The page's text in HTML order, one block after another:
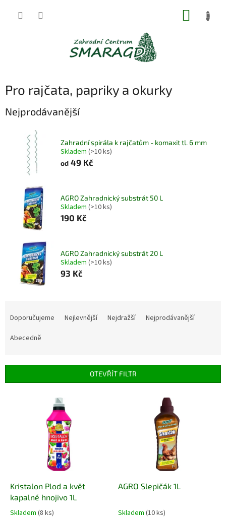
Pro rajčata, papriky a okurky
Nejprodávanější
Zahradní spirála k rajčatům - komaxit tl. 6 mm
Skladem (>10 ks)
od 49 Kč
AGRO Zahradnický substrát 50 L
Skladem (>10 ks)
190 Kč
AGRO Zahradnický substrát 20 L
Skladem (>10 ks)
93 Kč
r
Doporučujeme Nejlevnější Nejdražší
Nejprodávanější
Abecedně
OTEVŘÍT FILTR
Kristalon Plod a květ
kapalné hnojivo 1L
Skladem (8 ks)
AGRO Slepičák 1L
Skladem (10 ks)